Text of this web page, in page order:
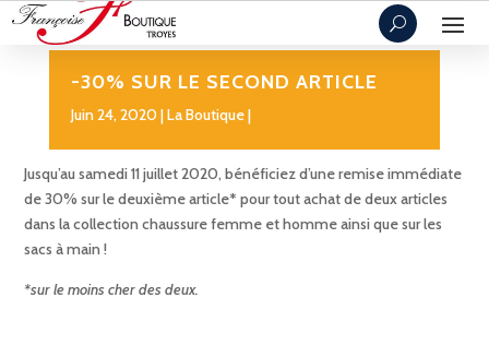
-30% SUR LE SECOND ARTICLE
Juin 24, 2020 La Boutique
Jusqu’au samedi 11 juillet 2020, bénéficiez d’une remise immédiate
de 30% sur le deuxième article* pour tout achat de deux articles
dans la collection chaussure femme et homme ainsi que sur les
sacs à main !
*sur le moins cher des deux.